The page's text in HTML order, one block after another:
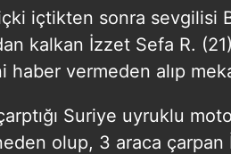
içtikten sonra sevgilisi
kalkan İzzet Sefa R.
haber vermeden alıp
Suriye uyruklu
olup, 3 araca